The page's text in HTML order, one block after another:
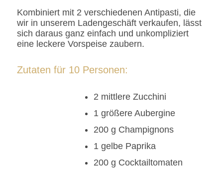
Kombiniert mit 2 verschiedenen Antipasti, die
wir in unserem Ladengeschäft verkaufen, lässt
sich daraus ganz einfach und unkompliziert
eine leckere Vorspeise zaubern.
Zutaten für 10 Personen:
2 mittlere Zucchini
1 größere Aubergine
200 g Champignons
1 gelbe Paprika
200 g Cocktailtomaten